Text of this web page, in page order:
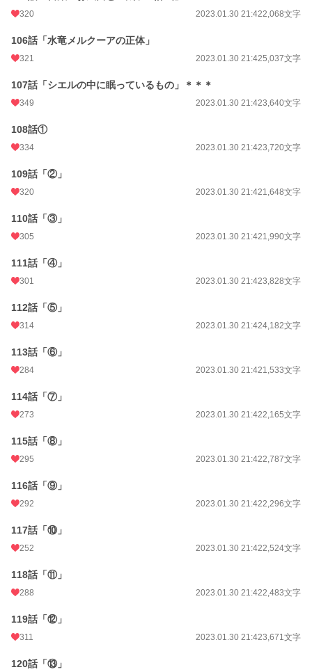
320 2023.01.30 21:422,068文字
106話「水竜メルクーアの正体」
321 2023.01.30 21:425,037文字
107話「シエルの中に眠っているもの」＊＊＊
349 2023.01.30 21:423,640文字
108話①
334 2023.01.30 21:423,720文字
109話「②」
320 2023.01.30 21:421,648文字
110話「③」
305 2023.01.30 21:421,990文字
111話「④」
301 2023.01.30 21:423,828文字
112話「⑤」
314 2023.01.30 21:424,182文字
113話「⑥」
284 2023.01.30 21:421,533文字
114話「⑦」
273 2023.01.30 21:422,165文字
115話「⑧」
295 2023.01.30 21:422,787文字
116話「⑨」
292 2023.01.30 21:422,296文字
117話「⑩」
252 2023.01.30 21:422,524文字
118話「⑪」
288 2023.01.30 21:422,483文字
119話「⑫」
311 2023.01.30 21:423,671文字
120話「⑬」